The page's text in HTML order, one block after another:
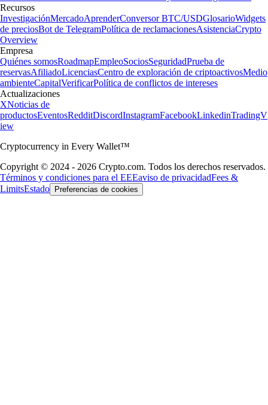
Recursos
InvestigaciónMercadoAprenderConversor BTC/USDGlosarioWidgets
de preciosBot de TelegramPolítica de reclamacionesAsistenciaCrypto
Overview
Empresa
Quiénes somosRoadmapEmpleoSociosSeguridadPrueba de
reservasAfiliadoLicenciasCentro de exploración de criptoactivosMedio
ambienteCapitalVerificarPolítica de conflictos de intereses
Actualizaciones
XNoticias de
productosEventosRedditDiscordInstagramFacebookLinkedinTradingV
iew
Cryptocurrency in Every Wallet™
Copyright © 2024 - 2026 Crypto.com. Todos los derechos reservados.
Términos y condiciones para el EEEaviso de privacidadFees &
LimitsEstado Preferencias de cookies